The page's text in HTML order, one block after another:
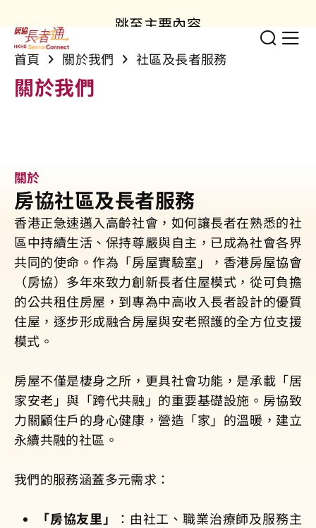
跳至主要內容
切換
顯
首頁 關於我們 社區及長者服務
關於我們
關於
房協社區及長者服務
香港正急速邁入高齡社會，如何讓長者在熟悉的社
區中持續生活、保持尊嚴與自主，已成為社會各界
共同的使命。作為「房屋實驗室」，香港房屋協會
（房協）多年來致力創新長者住屋模式，從可負擔
的公共租住房屋，到專為中高收入長者設計的優質
住屋，逐步形成融合房屋與安老照護的全方位支援
模式。
房屋不僅是棲身之所，更具社會功能，是承載「居
家安老」與「跨代共融」的重要基礎設施。房協致
力關顧住戶的身心健康，營造「家」的溫暖，建立
永續共融的社區。
我們的服務涵蓋多元需求：
「房協友里」
：由社工、職業治療師及服務主